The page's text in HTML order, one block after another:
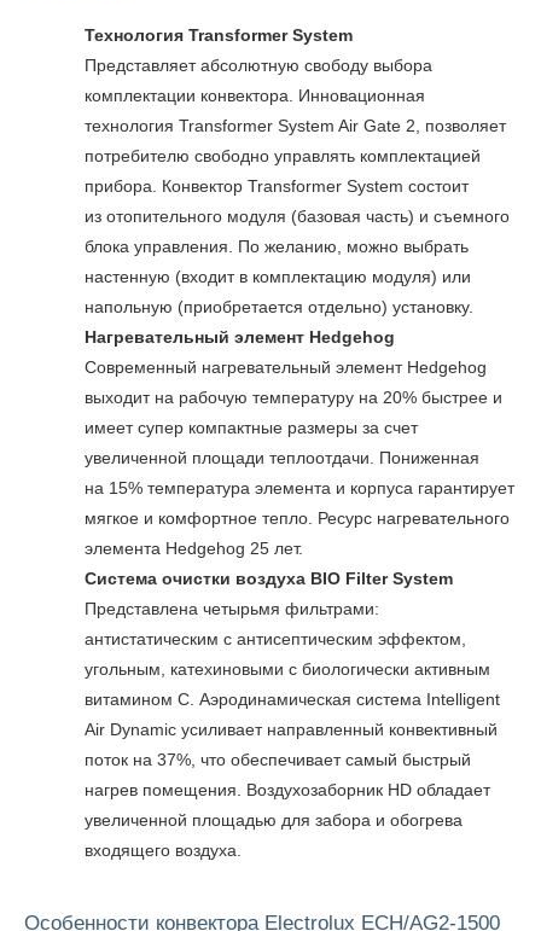
Технология Transformer System
Представляет абсолютную свободу выбора
комплектации конвектора. Инновационная
технология Transformer System Air Gate 2, позволяет
потребителю свободно управлять комплектацией
прибора. Конвектор Transformer System состоит
из отопительного модуля (базовая часть) и съемного
блока управления. По желанию, можно выбрать
настенную (входит в комплектацию модуля) или
напольную (приобретается отдельно) установку.
Нагревательный элемент Hedgehog
Современный нагревательный элемент Hedgehog
выходит на рабочую температуру на 20% быстрее и
имеет супер компактные размеры за счет
увеличенной площади теплоотдачи. Пониженная
на 15% температура элемента и корпуса гарантирует
мягкое и комфортное тепло. Ресурс нагревательного
элемента Hedgehog 25 лет.
Система очистки воздуха BIO Filter System
Представлена четырьмя фильтрами:
антистатическим с антисептическим эффектом,
угольным, катехиновыми с биологически активным
витамином С. Аэродинамическая система Intelligent
Air Dynamic усиливает направленный конвективный
поток на 37%, что обеспечивает самый быстрый
нагрев помещения. Воздухозаборник HD обладает
увеличенной площадью для забора и обогрева
входящего воздуха.
Особенности конвектора Electrolux ECH/AG2-1500